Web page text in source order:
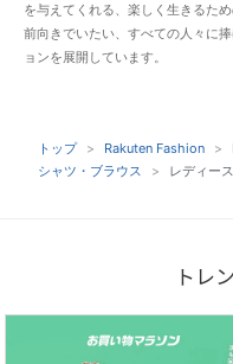
を与えてくれる、楽しく生きるた
前向きでいたい、すべての人々に
ョンを展開しています。
トップ Rakuten Fashion
シャツ・ブラウス
レディース
トレ